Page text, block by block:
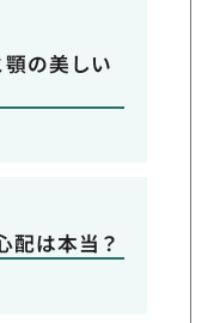
の美しい
配は本当？